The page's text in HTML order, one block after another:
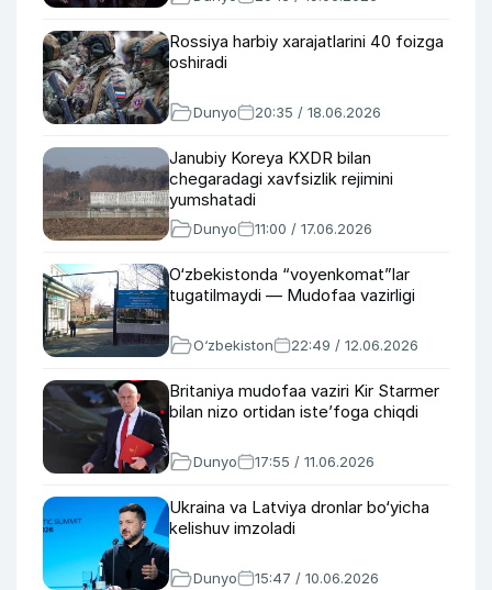
Rossiya harbiy xarajatlarini 40 foizga
oshiradi
Dunyo 20:35 / 18.06.2026
Janubiy Koreya KXDR bilan
chegaradagi xavfsizlik rejimini
yumshatadi
Dunyo 11:00 / 17.06.2026
O‘zbekistonda “voyenkomat”lar
tugatilmaydi — Mudofaa vazirligi
O‘zbekiston 22:49 / 12.06.2026
Britaniya mudofaa vaziri Kir Starmer
bilan nizo ortidan iste’foga chiqdi
Dunyo 17:55 / 11.06.2026
Ukraina va Latviya dronlar bo‘yicha
kelishuv imzoladi
Dunyo 15:47 / 10.06.2026